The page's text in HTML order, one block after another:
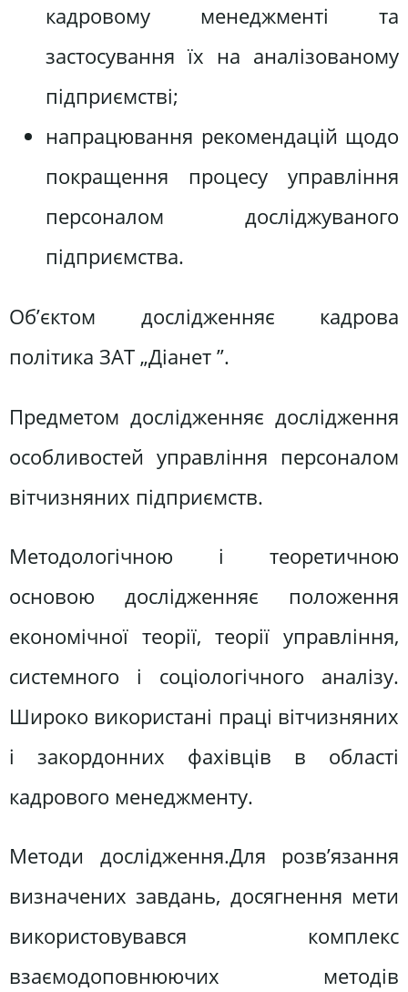
кадровому менеджменті та
застосування їх на аналізованому
підприємстві;
напрацювання рекомендацій щодо
покращення процесу управління
персоналом досліджуваного
підприємства.
Об’єктом дослідженняє кадрова
політика ЗАТ „Діанет ”.
Предметом дослідженняє дослідження
особливостей управління персоналом
вітчизняних підприємств.
Методологічною і теоретичною
основою дослідженняє положення
економічної теорії, теорії управління,
системного і соціологічного аналізу.
Широко використані праці вітчизняних
і закордонних фахівців в області
кадрового менеджменту.
Методи дослідження.Для розв’язання
визначених завдань, досягнення мети
використовувався комплекс
взаємодоповнюючих методів